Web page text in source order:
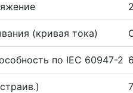
(кривая тока)
по IEC 60947-2